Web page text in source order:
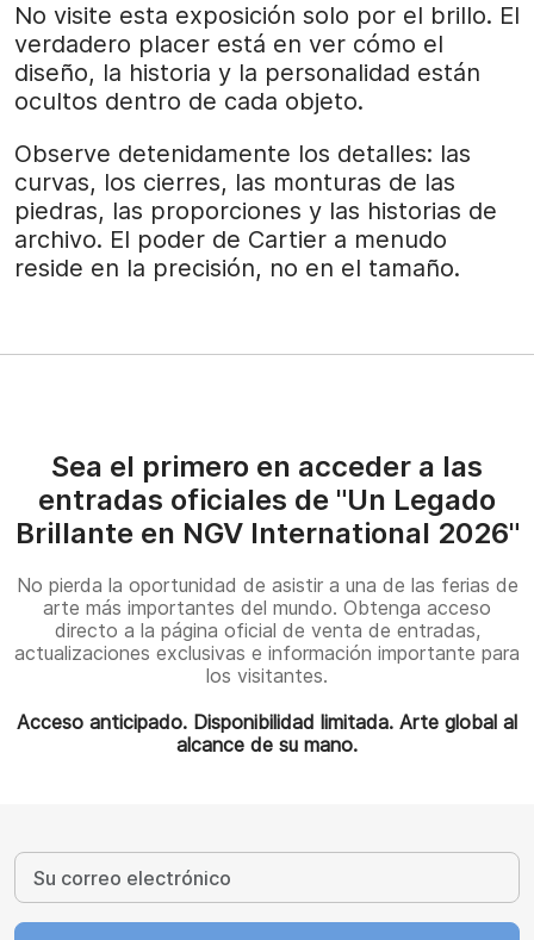
No visite esta exposición solo por el brillo. El
verdadero placer está en ver cómo el
diseño, la historia y la personalidad están
ocultos dentro de cada objeto.
Observe detenidamente los detalles: las
curvas, los cierres, las monturas de las
piedras, las proporciones y las historias de
archivo. El poder de Cartier a menudo
reside en la precisión, no en el tamaño.
Sea el primero en acceder a las
entradas oficiales de "Un Legado
Brillante en NGV International 2026"
No pierda la oportunidad de asistir a una de las ferias de
arte más importantes del mundo. Obtenga acceso
directo a la página oficial de venta de entradas,
actualizaciones exclusivas e información importante para
los visitantes.
Acceso anticipado. Disponibilidad limitada. Arte global al
alcance de su mano.